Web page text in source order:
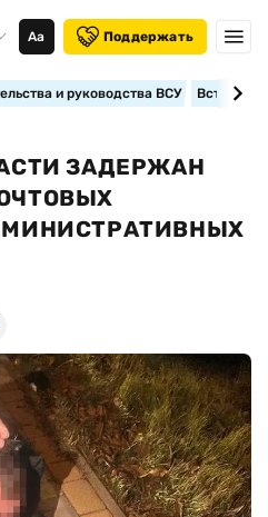
Аа Поддержать
и руководства ВСУ
ЗАДЕРЖАН